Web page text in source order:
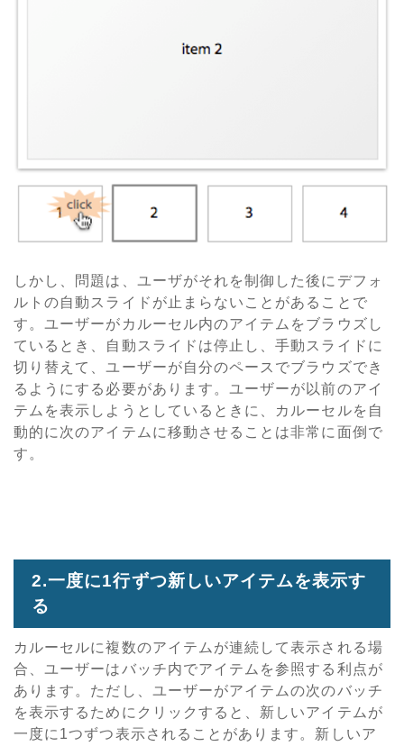
しかし、問題は、ユーザがそれを制御した後にデフォ
ルトの自動スライドが止まらないことがあることで
す。ユーザーがカルーセル内のアイテムをブラウズし
ているとき、自動スライドは停止し、手動スライドに
切り替えて、ユーザーが自分のペースでブラウズでき
るようにする必要があります。ユーザーが以前のアイ
テムを表示しようとしているときに、カルーセルを自
動的に次のアイテムに移動させることは非常に面倒で
す。
2.一度に1行ずつ新しいアイテムを表示す
る
カルーセルに複数のアイテムが連続して表示される場
合、ユーザーはバッチ内でアイテムを参照する利点が
あります。ただし、ユーザーがアイテムの次のバッチ
を表示するためにクリックすると、新しいアイテムが
一度に1つずつ表示されることがあります。新しいア